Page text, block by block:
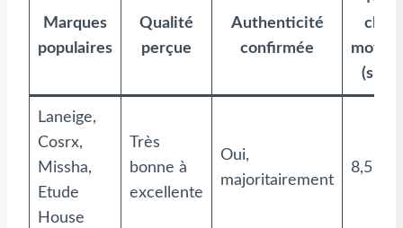
Marques
populaires
Qualité
perçue
Authenticité
confirmée
(sur
Laneige,
Cosrx,
Missha,
Etude
House
Très
bonne à
excellente
Oui,
majoritairement
8,5